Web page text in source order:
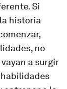
Si
historia
no
a surgir